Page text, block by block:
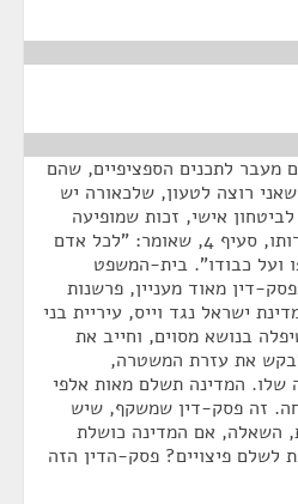
מעבר לתכנים הספציפיים, שהם
שאני רוצה לטעון, שלכאורה יש
אישי, זכות שמופיעה
בחוק יסוד: כבוד האדם וחירותו, סעיף 4, שאומר: "לכל אדם
ועל כבודו". בית-המשפט
דין מאוד מעניין, פרשנות
ישראל נגד וייס, עיריית בני
בנושא מסוים, וחייב את
את עזרת המשטרה,
שלו. המדינה תשלם מאות אלפי
זה פסק-דין שמשקף, שיש
השאלה, אם המדינה כושלת
לשלם פיצויים? פסק-הדין הזה